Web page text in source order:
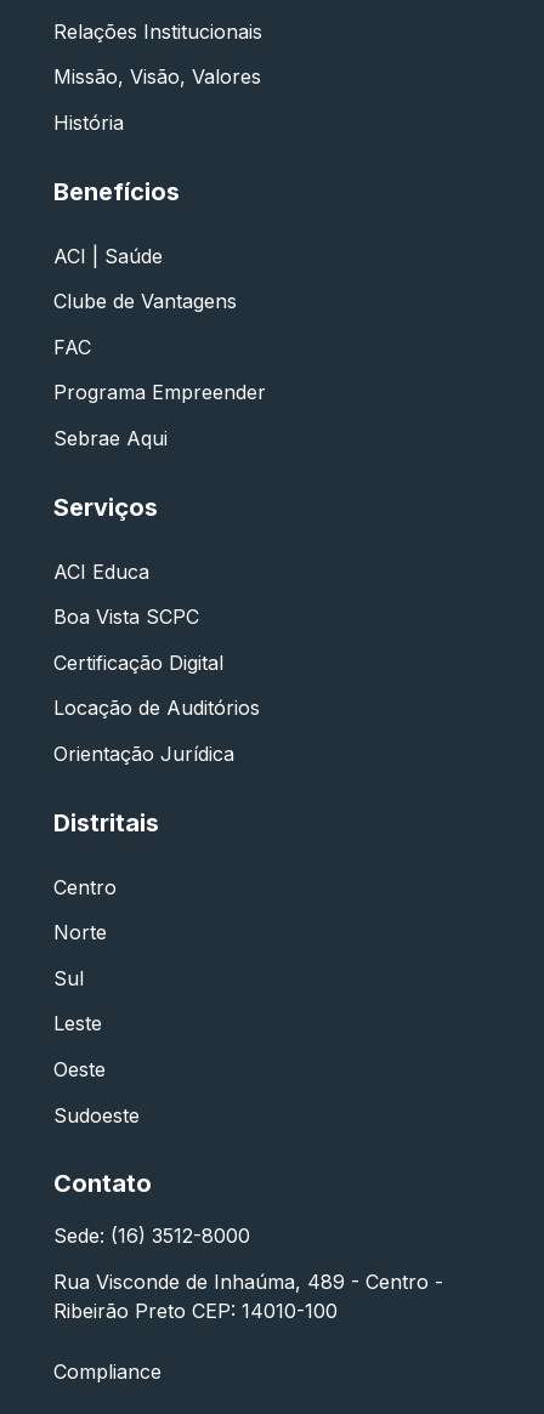
Relações Institucionais
Missão, Visão, Valores
História
Benefícios
ACI | Saúde
Clube de Vantagens
FAC
Programa Empreender
Sebrae Aqui
Serviços
ACI Educa
Boa Vista SCPC
Certificação Digital
Locação de Auditórios
Orientação Jurídica
Distritais
Centro
Norte
Sul
Leste
Oeste
Sudoeste
Contato
Sede: (16) 3512-8000
Rua Visconde de Inhaúma, 489 - Centro -
Ribeirão Preto CEP: 14010-100
Compliance